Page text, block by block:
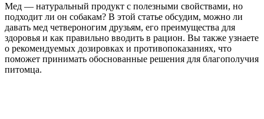
Мед — натуральный продукт с полезными свойствами, но
подходит ли он собакам? В этой статье обсудим, можно ли
давать мед четвероногим друзьям, его преимущества для
здоровья и как правильно вводить в рацион. Вы также узнаете
о рекомендуемых дозировках и противопоказаниях, что
поможет принимать обоснованные решения для благополучия
питомца.